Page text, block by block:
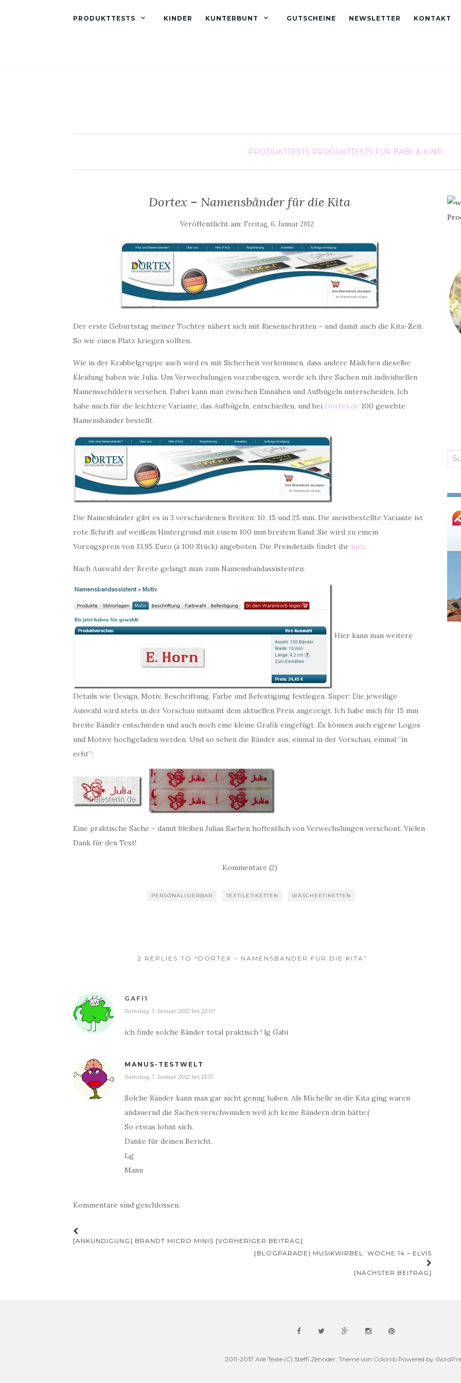
PRODUKTTESTS KINDER KUNTERBUNT GUTSCHEINE NEWSLETTER KONTAKT
PRODUKTTESTS PRODUKTTESTS FÜR BABY & KIND
Dortex – Namensbänder für die Kita
Veröffentlicht am: Freitag, 6. Januar 2012
Der erste Geburtstag meiner Tochter nähert sich mit Riesenschritten – und damit auch die Kita-Zeit.
So wir einen Platz kriegen sollten.
Wie in der Krabbelgruppe auch wird es mit Sicherheit vorkommen, dass andere Mädchen dieselbe
Kleidung haben wie Julia. Um Verwechslungen vorzubeugen, werde ich ihre Sachen mit individuellen
Namensschildern versehen. Dabei kann man zwischen Einnähen und Aufbügeln unterscheiden. Ich
habe mich für die leichtere Variante, das Aufbügeln, entschieden, und bei Dortex.de 100 gewebte
Namensbänder bestellt.
Die Namenbänder gibt es in 3 verschiedenen Breiten: 10, 15 und 25 mm. Die meistbestellte Variante ist
rote Schrift auf weißem Hintergrund mit einem 100 mm breitem Band. Sie wird zu einem
Vorzugspreis von 13,95 Euro (à 100 Stück) angeboten. Die Preisdetails findet ihr hier.
Nach Auswahl der Breite gelangt man zum Namensbandassistenten.
Hier kann man weitere
Details wie Design, Motiv, Beschriftung, Farbe und Befestigung festlegen. Super: Die jeweilige
Auswahl wird stets in der Vorschau mitsamt dem aktuellen Preis angezeigt. Ich habe mich für 15 mm
breite Bänder entschieden und auch noch eine kleine Grafik eingefügt. Es können auch eigene Logos
und Motive hochgeladen werden. Und so sehen die Bänder aus, einmal in der Vorschau, einmal “in
echt”:
Eine praktische Sache – damit bleiben Julias Sachen hoffentlich von Verwechslungen verschont. Vielen
Dank für den Test!
Kommentare (2)
PERSONALISIERBAR TEXTILETIKETTEN WÄSCHEETIKETTEN
2 REPLIES TO “DORTEX – NAMENSBÄNDER FÜR DIE KITA”
GAFI1
Samstag, 7. Januar 2012 bei 22:07
ich finde solche Bänder total praktisch ! lg Gabi
MANUS-TESTWELT
Samstag, 7. Januar 2012 bei 15:57
Solche Bänder kann man gar nicht genug haben. Als Michelle in die Kita ging waren
andauernd die Sachen verschwunden weil ich keine Bändern drin hätte:(
So etwas lohnt sich.
Danke für deinen Bericht.
Lg
Manu
Kommentare sind geschlossen.
Beitrags-
[ANKÜNDIGUNG] BRANDT MICRO MINIS [VORHERIGER BEITRAG]
[BLOGPARADE] MUSIKWIRBEL: WOCHE 14 – ELVIS
[NÄCHSTER BEITRAG]
2011-2017 Alle Texte (C) Steffi Zehnder. Theme von Colorlib Powered by